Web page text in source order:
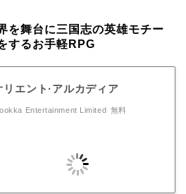
を舞台に三国志の英雄モチー
するお手軽RPG
リエント·アルカディア
Entertainment Limited 無料